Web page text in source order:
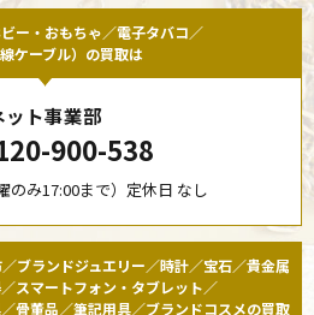
ー・おもちゃ／電子タバコ／
ケーブル）の買取は
ット事業部
900-538
のみ17:00まで）定休日 なし
ブランドジュエリー／時計／宝石／貴金属
スマートフォン・タブレット／
骨董品／筆記用具／ブランドコスメの買取